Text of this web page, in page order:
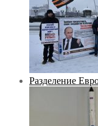
Разделение